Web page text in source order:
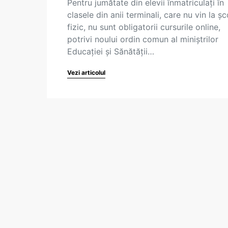
Pentru jumătate din elevii înmatriculați în
clasele din anii terminali, care nu vin la
fizic, nu sunt obligatorii cursurile online,
potrivi noului ordin comun al miniștrilor
Educației și Sănătății…
Vezi articolul